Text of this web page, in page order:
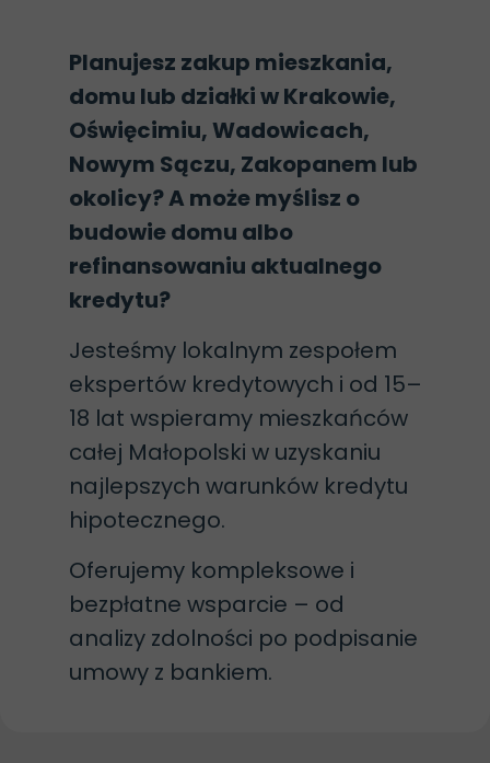
Planujesz zakup mieszkania,
domu lub działki w Krakowie,
Oświęcimiu, Wadowicach,
Nowym Sączu, Zakopanem lub
okolicy? A może myślisz o
budowie domu albo
refinansowaniu aktualnego
kredytu?
Jesteśmy lokalnym zespołem
ekspertów kredytowych i od 15–
18 lat wspieramy mieszkańców
całej Małopolski w uzyskaniu
najlepszych warunków kredytu
hipotecznego.
Oferujemy kompleksowe i
bezpłatne wsparcie – od
analizy zdolności po podpisanie
umowy z bankiem.